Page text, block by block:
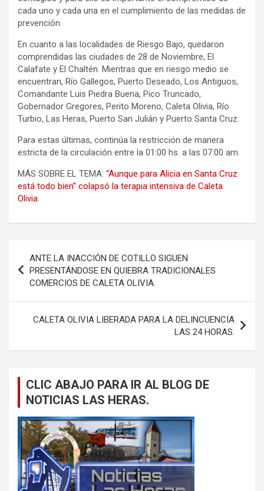
cada uno y cada una en el cumplimiento de las medidas de
prevención.
En cuanto a las localidades de Riesgo Bajo, quedaron
comprendidas las ciudades de 28 de Noviembre, El
Calafate y El Chaltén. Mientras que en riesgo medio se
encuentran, Río Gallegos, Puerto Deseado, Los Antiguos,
Comandante Luis Piedra Buena, Pico Truncado,
Gobernador Gregores, Perito Moreno, Caleta Olivia, Río
Turbio, Las Heras, Puerto San Julián y Puerto Santa Cruz.
Para estas últimas, continúa la restricción de manera
estricta de la circulación entre la 01:00 hs. a las 07:00 am.
MÁS SOBRE EL TEMA: “Aunque para Alicia en Santa Cruz
está todo bien” colapsó la terapia intensiva de Caleta
Olivia.
de
entradas
ANTE LA INACCIÓN DE COTILLO SIGUEN
PRESENTÁNDOSE EN QUIEBRA TRADICIONALES
COMERCIOS DE CALETA OLIVIA.
CALETA OLIVIA LIBERADA PARA LA DELINCUENCIA
LAS 24 HORAS.
CLIC ABAJO PARA IR AL BLOG DE
NOTICIAS LAS HERAS.